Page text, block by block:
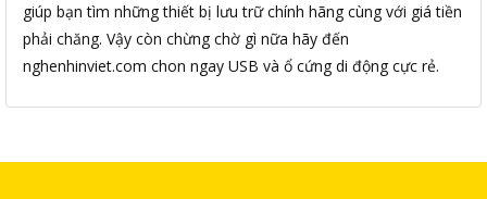
giúp bạn tìm những thiết bị lưu trữ chính hãng cùng với giá tiền
phải chăng. Vậy còn chừng chờ gì nữa hãy đến
nghenhinviet.com chon ngay USB và ổ cứng di động cực rẻ.